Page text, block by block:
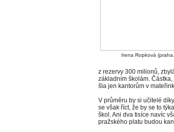
Irena Ropková
z rezervy 300 milionů,
základním školám.
šla jen kantorům v
V průměru by si učitelé
se však říct, že by se to
škol. Ani dva tisíce navíc
pražského platu budou